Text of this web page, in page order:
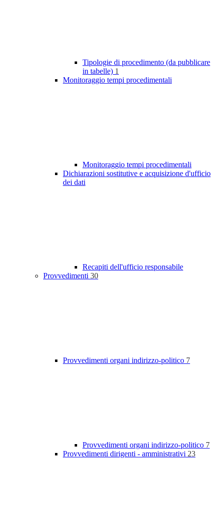
Tipologie di procedimento (da pubblicare
in tabelle) 1
Monitoraggio tempi procedimentali
Monitoraggio tempi procedimentali
Dichiarazioni sostitutive e acquisizione d'ufficio
dei dati
Recapiti dell'ufficio responsabile
Provvedimenti 30
Provvedimenti organi indirizzo-politico 7
Provvedimenti organi indirizzo-politico 7
Provvedimenti dirigenti - amministrativi 23